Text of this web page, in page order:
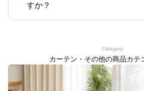
すか？
Category
カーテン・その他の商品カテ